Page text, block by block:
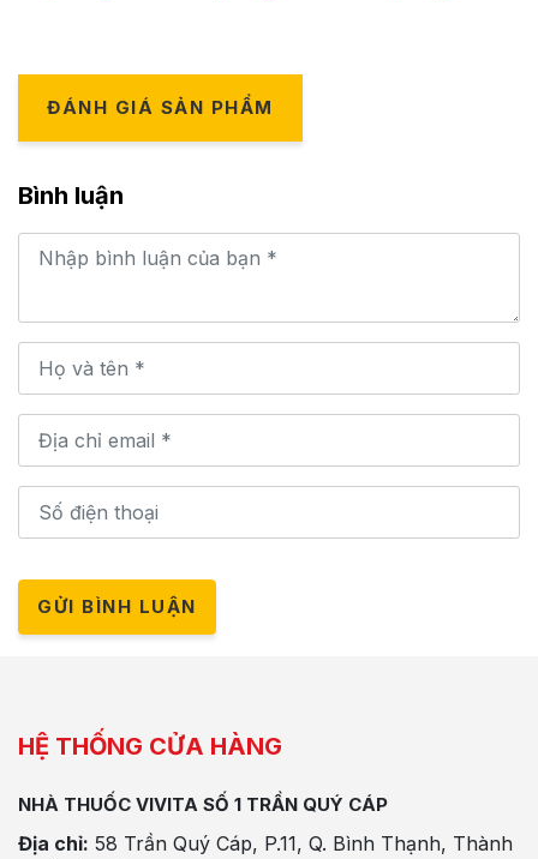
ĐÁNH GIÁ SẢN PHẨM
Bình luận
GỬI BÌNH LUẬN
HỆ THỐNG CỬA HÀNG
NHÀ THUỐC VIVITA SỐ 1 TRẦN QUÝ CÁP
Địa chỉ: 58 Trần Quý Cáp, P.11, Q. Bình Thạnh, Thành